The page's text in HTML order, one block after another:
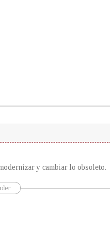
y cambiar lo obsoleto.